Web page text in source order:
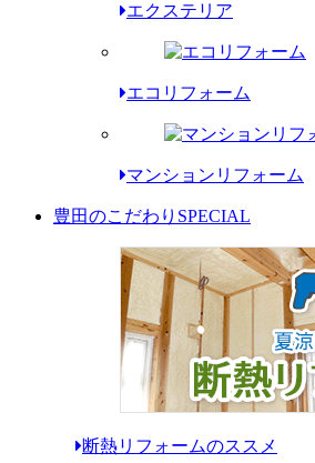
エクステリア
エコリフォーム
マンションリフォーム
豊田のこだわり SPECIAL
断熱リフォームのススメ